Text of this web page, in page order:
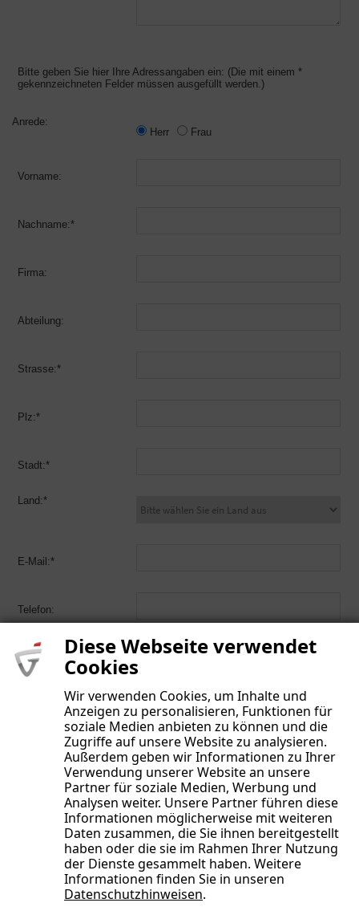
Diese Webseite verwendet
Cookies
Wir verwenden Cookies, um Inhalte und
Anzeigen zu personalisieren, Funktionen für
soziale Medien anbieten zu können und die
Zugriffe auf unsere Website zu analysieren.
Außerdem geben wir Informationen zu Ihrer
Verwendung unserer Website an unsere
Partner für soziale Medien, Werbung und
Analysen weiter. Unsere Partner führen diese
Informationen möglicherweise mit weiteren
Daten zusammen, die Sie ihnen bereitgestellt
haben oder die sie im Rahmen Ihrer Nutzung
der Dienste gesammelt haben. Weitere
Informationen finden Sie in unseren
Datenschutzhinweisen.
Bitte geben Sie hier Ihre Adressangaben ein: (Die mit einem *
gekennzeichneten Felder müssen ausgefüllt werden.)
Anrede:
Herr
Frau
Vorname:
Nachname:*
Firma:
Abteilung:
Strasse:*
Plz:*
Stadt:*
Land:*
E-Mail:*
Telefon:
Sicherheitscode:*
Datenschutz:
Ich habe dieDatenschutz-
Richtliniegelesen und bin damit
einverstanden.